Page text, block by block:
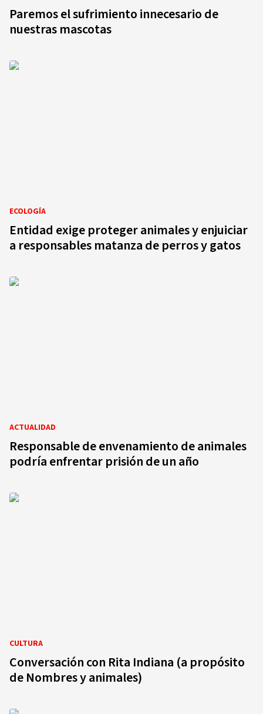
Paremos el sufrimiento innecesario de
nuestras mascotas
ECOLOGÍA
Entidad exige proteger animales y enjuiciar
a responsables matanza de perros y gatos
ACTUALIDAD
Responsable de envenamiento de animales
podría enfrentar prisión de un año
CULTURA
Conversación con Rita Indiana (a propósito
de Nombres y animales)